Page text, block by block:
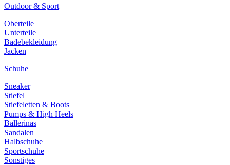
Outdoor & Sport
Oberteile
Unterteile
Badebekleidung
Jacken
Schuhe
Sneaker
Stiefel
Stiefeletten & Boots
Pumps & High Heels
Ballerinas
Sandalen
Halbschuhe
Sportschuhe
Sonstiges